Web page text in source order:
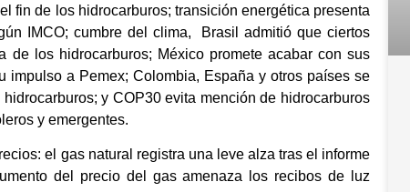
fin de los hidrocarburos; transición energética presenta
IMCO; cumbre del clima, Brasil admitió que ciertos
de los hidrocarburos; México promete acabar con sus
impulso a Pemex; Colombia, España y otros países se
y COP30 evita mención de hidrocarburos
y emergentes.
el gas natural registra una leve alza tras el informe
del precio del gas amenaza los recibos de luz